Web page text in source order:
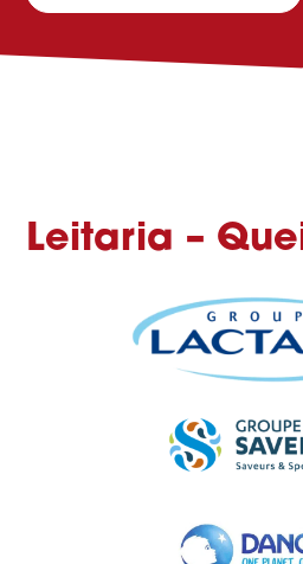
Leitaria –